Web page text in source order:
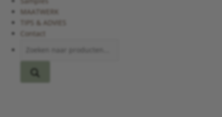
MAATWERK
TIPS & ADVIES
Contact